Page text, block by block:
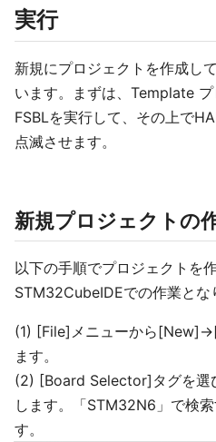
実行
新規にプロジェクトを作成し
います。まずは、Template
FSBLを実行して、その上で
点滅させます。
新規プロジェクトの
以下の手順でプロジェクトを
STM32CubeIDEでの作業とな
(1) [File]メニューから[New]-
ます。
(2) [Board Selector]タグを選
します。「STM32N6」で検
す。